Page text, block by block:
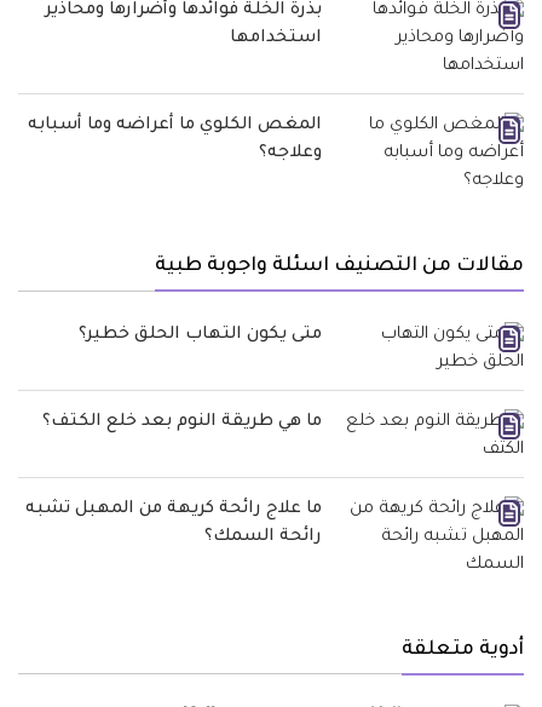
بذرة الخلة فوائدها وأضرارها ومحاذير
استخدامها
المغص الكلوي ما أعراضه وما أسبابه
وعلاجه؟
مقالات من التصنيف اسئلة واجوبة طبية
متى يكون التهاب الحلق خطير؟
ما هي طريقة النوم بعد خلع الكتف؟
ما علاج رائحة كريهة من المهبل تشبه
رائحة السمك؟
أدوية متعلقة